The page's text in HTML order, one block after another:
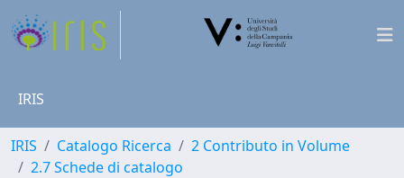
IRIS
IRIS Catalogo Ricerca
2 Contributo in Volume
2.7 Schede di catalogo